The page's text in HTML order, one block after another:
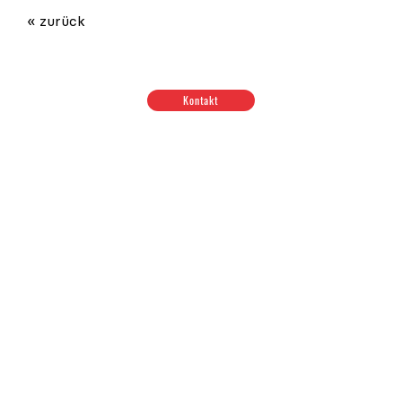
« zurück
Kontakt